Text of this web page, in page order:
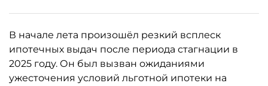
В начале лета произошёл резкий всплеск
ипотечных выдач после периода стагнации в
2025 году. Он был вызван ожиданиями
ужесточения условий льготной ипотеки на